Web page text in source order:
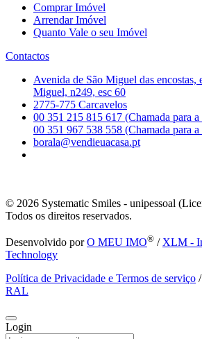
Comprar Imóvel
Arrendar Imóvel
Quanto Vale o seu Imóvel
Contactos
Avenida de São Miguel das encostas,
Miguel, n249, esc 60
2775-775 Carcavelos
00 351 215 815 617 (Chamada para
00 351 967 538 558 (Chamada para
borala@vendieuacasa.pt
© 2026 Systematic Smiles - unipessoal
Todos os direitos reservados.
Desenvolvido porO MEU IMO® / XLM -
Technology
Política de Privacidade e Termos de serviço /
RAL
Login